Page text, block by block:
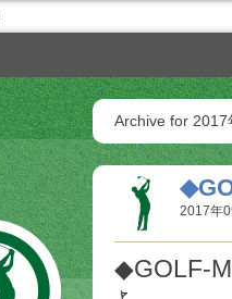
Archive for 2017
2017年
◆GOLF-